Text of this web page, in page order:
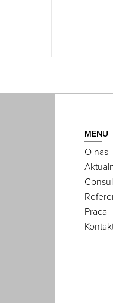
MENU
O nas
Praca